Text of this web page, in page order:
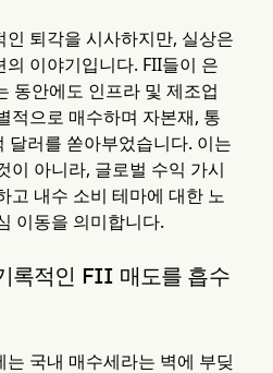
퇴각을 시사하지만, 실상은
이야기입니다. FII들이 은
동안에도 인프라 및 제조업
적으로 매수하며 자본재, 통
달러를 쏟아부었습니다. 이는
이 아니라, 글로벌 수익 가시
고 내수 소비 테마에 대한 노
이동을 의미합니다.
록적인 FII 매도를 흡수
국내 매수세라는 벽에 부딪